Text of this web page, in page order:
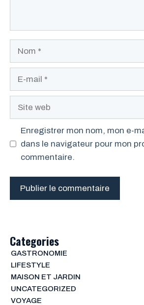
Site
Enregistrer mon nom, mon e-
dans le navigateur pour mon
commentaire.
Categories
GASTRONOMIE
LIFESTYLE
MAISON ET JARDIN
UNCATEGORIZED
VOYAGE